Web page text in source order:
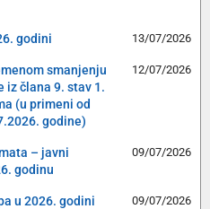
godini 13/07/2026
smanjenju
iz člana 9. stav 1.
(u primeni od
godine)
12/07/2026
– javni
godinu
09/07/2026
u 2026. godini 09/07/2026